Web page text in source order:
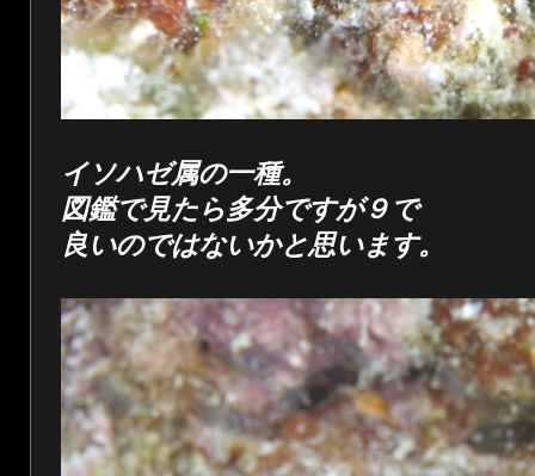
イソハゼ属の一種。
図鑑で見たら多分ですが９で
良いのではないかと思います。